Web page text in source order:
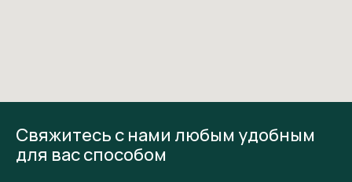
Свяжитесь с нами любым удобным
для вас способом